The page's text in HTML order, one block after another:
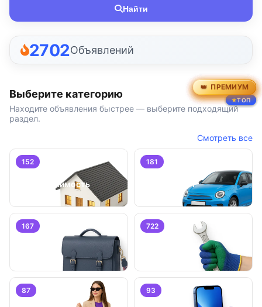
Найти
2702Объявлений
Выберите категорию
Находите объявления быстрее — выберите подходящий
раздел.
Смотреть все
152
Недвижимость
181
Транспорт
167 722
87 93
ПРЕМИУМ
ТОП
ПРЕМИУМ
ТОП
ПРЕМИУМ
ТОП
ПРЕМИУМ
ПРЕМИУМ
ПРЕМИУМ